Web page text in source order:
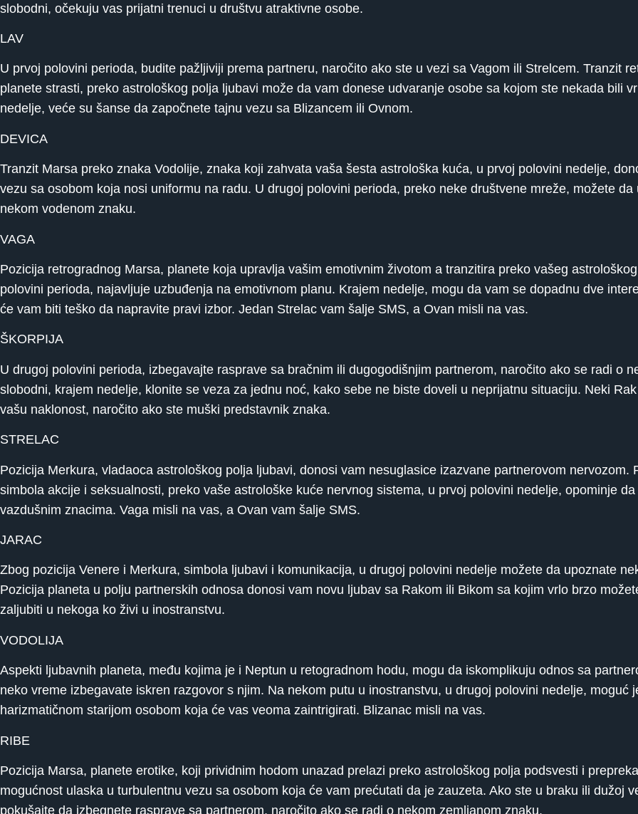
slobodni, očekuju vas prijatni trenuci u društvu atraktivne osobe.
LAV
U prvoj polovini perioda, budite pažljiviji prema partneru, naročito ako ste u vezi sa Vagom ili Strelcem. Tranzit
planete strasti, preko astrološkog polja ljubavi može da vam donese udvaranje osobe sa kojom ste nekada bili
nedelje, veće su šanse da započnete tajnu vezu sa Blizancem ili Ovnom.
DEVICA
Tranzit Marsa preko znaka Vodolije, znaka koji zahvata vaša šesta astrološka kuća, u prvoj polovini nedelje,
vezu sa osobom koja nosi uniformu na radu. U drugoj polovini perioda, preko neke društvene mreže, možete
nekom vodenom znaku.
VAGA
Pozicija retrogradnog Marsa, planete koja upravlja vašim emotivnim životom a tranzitira preko vašeg
polovini perioda, najavljuje uzbuđenja na emotivnom planu. Krajem nedelje, mogu da vam se dopadnu dve
će vam biti teško da napravite pravi izbor. Jedan Strelac vam šalje SMS, a Ovan misli na vas.
ŠKORPIJA
U drugoj polovini perioda, izbegavajte rasprave sa bračnim ili dugogodišnjim partnerom, naročito ako se radi o
slobodni, krajem nedelje, klonite se veza za jednu noć, kako sebe ne biste doveli u neprijatnu situaciju. Neki
vašu naklonost, naročito ako ste muški predstavnik znaka.
STRELAC
Pozicija Merkura, vladaoca astrološkog polja ljubavi, donosi vam nesuglasice izazvane partnerovom nervozom.
simbola akcije i seksualnosti, preko vaše astrološke kuće nervnog sistema, u prvoj polovini nedelje, opominje
vazdušnim znacima. Vaga misli na vas, a Ovan vam šalje SMS.
JARAC
Zbog pozicija Venere i Merkura, simbola ljubavi i komunikacija, u drugoj polovini nedelje možete da upoznate
Pozicija planeta u polju partnerskih odnosa donosi vam novu ljubav sa Rakom ili Bikom sa kojim vrlo brzo
zaljubiti u nekoga ko živi u inostranstvu.
VODOLIJA
Aspekti ljubavnih planeta, među kojima je i Neptun u retogradnom hodu, mogu da iskomplikuju odnos sa
neko vreme izbegavate iskren razgovor s njim. Na nekom putu u inostranstvu, u drugoj polovini nedelje, moguć
harizmatičnom starijom osobom koja će vas veoma zaintrigirati. Blizanac misli na vas.
RIBE
Pozicija Marsa, planete erotike, koji prividnim hodom unazad prelazi preko astrološkog polja podsvesti i
mogućnost ulaska u turbulentnu vezu sa osobom koja će vam prećutati da je zauzeta. Ako ste u braku ili dužoj
pokušajte da izbegnete rasprave sa partnerom, naročito ako se radi o nekom zemljanom znaku.